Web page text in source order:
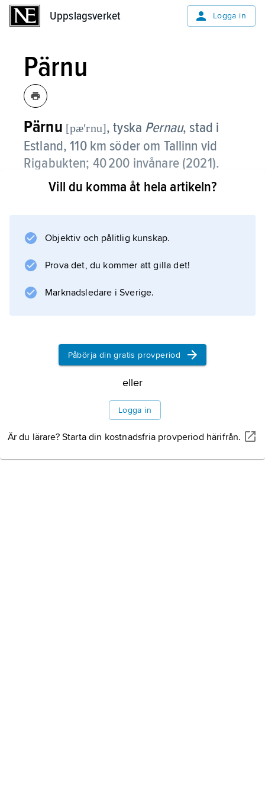
Uppslagsverket Logga in
Pärnu
Pärnu [pæʹrnu], tyska Pernau,stad i
Estland, 110 km söder om Tallinn vid
Rigabukten; 40 200 invånare (2021).
Pärnu är i dag en hamnstad och begynnande
Vill du komma åt hela artikeln?
Objektiv och pålitlig kunskap.
Prova det, du kommer att gilla det!
Marknadsledare i Sverige.
Påbörja din gratis provperiod
eller
Logga in
Är du lärare? Starta din kostnadsfria provperiod härifrån.